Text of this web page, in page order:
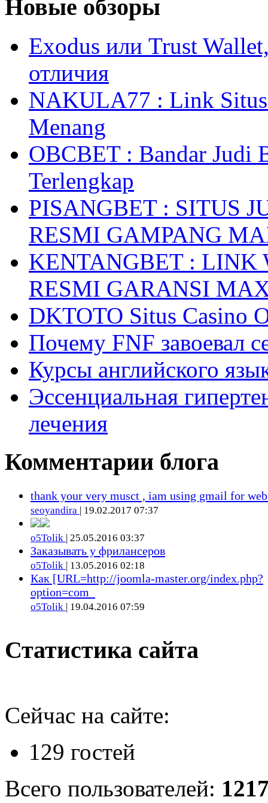
Новые обзоры
Exodus или Trust
отличия
NAKULA77 : Link Situs
Menang
OBCBET : Bandar Judi
Terlengkap
PISANGBET : SITUS
RESMI GAMPANG
KENTANGBET : LINK
RESMI GARANSI
DKTOTO Situs Casino
Почему FNF завоевал
Курсы английского
Эссенциальная
лечения
Комментарии блога
thank your very musct , iam using gmail for
seoyandira | 19.02.2017 07:37
o5Tolik | 25.05.2016 03:37
Заказывать у фрилансеров
o5Tolik | 13.05.2016 02:18
Как [URL=http://joomla-master.org/index.php?
option=com_
o5Tolik | 19.04.2016 07:59
Статистика сайта
Сейчас на сайте:
129 гостей
Всего пользователей: